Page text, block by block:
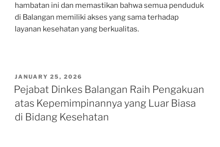
hambatan ini dan memastikan bahwa semua penduduk
di Balangan memiliki akses yang sama terhadap
layanan kesehatan yang berkualitas.
POSTED
ON
JANUARY 25, 2026
Pejabat Dinkes Balangan Raih Pengakuan
atas Kepemimpinannya yang Luar Biasa
di Bidang Kesehatan